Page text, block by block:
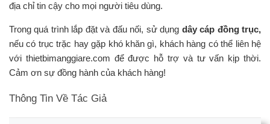
địa chỉ tin cậy cho mọi người tiêu dùng.
Trong quá trình lắp đặt và đấu nối, sử dụng dây cáp đồng trục,
nếu có trục trặc hay gặp khó khăn gì, khách hàng có thể liên hệ
với thietbimanggiare.com để được hỗ trợ và tư vấn kịp thời.
Cảm ơn sự đồng hành của khách hàng!
Thông Tin Về Tác Giả